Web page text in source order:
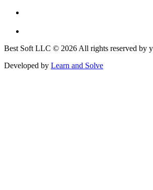
Best Soft LLC © 2026 All rights reserved by
Developed by Learn and Solve